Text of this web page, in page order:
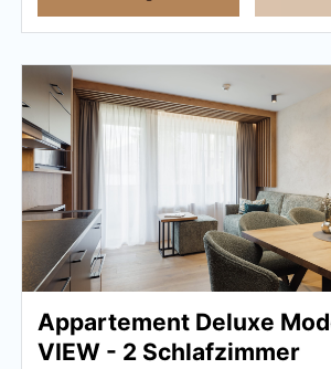
GUTSCHEINE
CHAT
NEWSLETTER
KARRIERE
KONTAKT
Sommer
Appartement Deluxe
VIEW - 2 Schlafzimmer